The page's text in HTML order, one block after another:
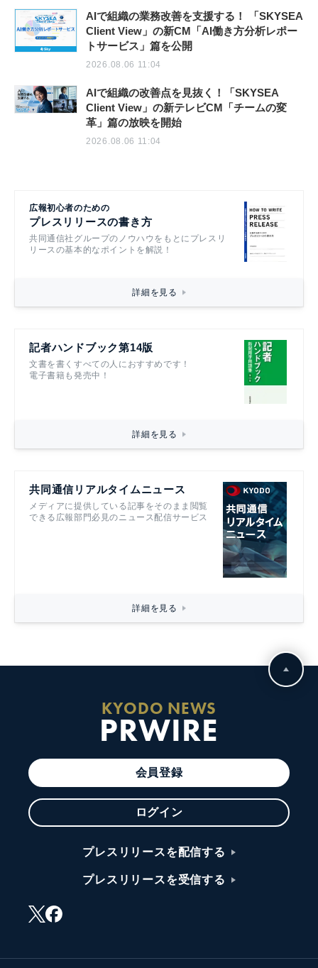
AIで組織の業務改善を支援する！ 「SKYSEA
Client View」の新CM「AI働き方分析レポー
トサービス」篇を公開
2026.08.06 11:04
AIで組織の改善点を見抜く！「SKYSEA
Client View」の新テレビCM「チームの変
革」篇の放映を開始
2026.08.06 11:04
広報初心者のための
プレスリリースの書き方
共同通信社グループのノウハウをもとにプレスリ
リースの基本的なポイントを解説！
詳細を見る
記者ハンドブック第14版
文書を書くすべての人におすすめです！
電子書籍も発売中！
詳細を見る
共同通信リアルタイムニュース
メディアに提供している記事をそのまま閲覧
できる広報部門必見のニュース配信サービス
詳細を見る
KYODO NEWS
PRWIRE
会員登録
ログイン
プレスリリースを配信する
プレスリリースを受信する